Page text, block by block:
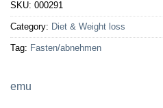
SKU: 000291
Category: Diet & Weight loss
Tag: Fasten/abnehmen
emu